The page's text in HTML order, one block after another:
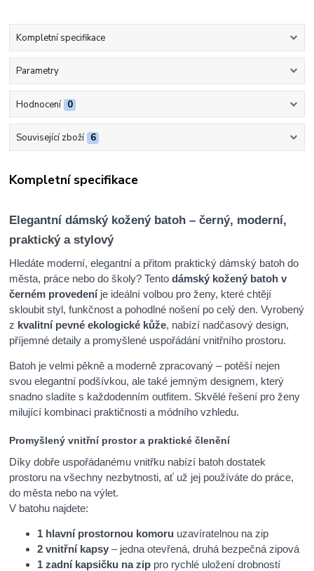
Kompletní specifikace
Parametry
Hodnocení 0
Související zboží 6
Kompletní specifikace
Elegantní dámský kožený batoh – černý, moderní,
praktický a stylový
Hledáte moderní, elegantní a přitom praktický dámský batoh do
města, práce nebo do školy? Tentodámský kožený batoh v
černém provedeníje ideální volbou pro ženy, které chtějí
skloubit styl, funkčnost a pohodlné nošení po celý den. Vyrobený
z kvalitní pevné ekologické kůže, nabízí nadčasový design,
příjemné detaily a promyšlené uspořádání vnitřního prostoru.
Batoh je velmi pěkně a moderně zpracovaný – potěší nejen
svou elegantní podšívkou, ale také jemným designem, který
snadno sladíte s každodenním outfitem. Skvělé řešení pro ženy
milující kombinaci praktičnosti a módního vzhledu.
Promyšlený vnitřní prostor a praktické členění
Díky dobře uspořádanému vnitřku nabízí batoh dostatek
prostoru na všechny nezbytnosti, ať už jej používáte do práce,
do města nebo na výlet.
V batohu najdete:
1 hlavní prostornou komoru uzavíratelnou na zip
2 vnitřní kapsy – jedna otevřená, druhá bezpečná zipová
1 zadní kapsičku na zip pro rychlé uložení drobností